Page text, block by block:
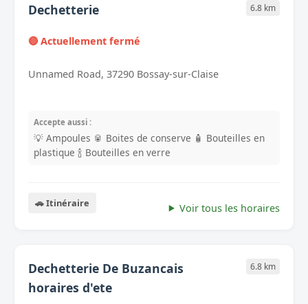
Dechetterie 6.8 km
🔴 Actuellement fermé
Unnamed Road, 37290 Bossay-sur-Claise
Accepte aussi :
💡 Ampoules 🥫 Boites de conserve 🧴 Bouteilles en
plastique 🍾 Bouteilles en verre
🚗 Itinéraire Voir tous les horaires
Dechetterie De Buzancais
horaires d'ete
6.8 km